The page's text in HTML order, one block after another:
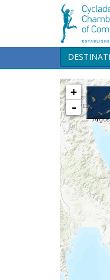
+
-